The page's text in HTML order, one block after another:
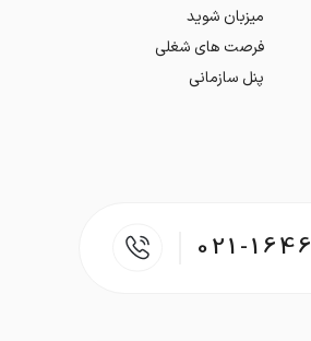
میزبان شوید
فرصت های شغلی
پنل سازمانی
021-1646